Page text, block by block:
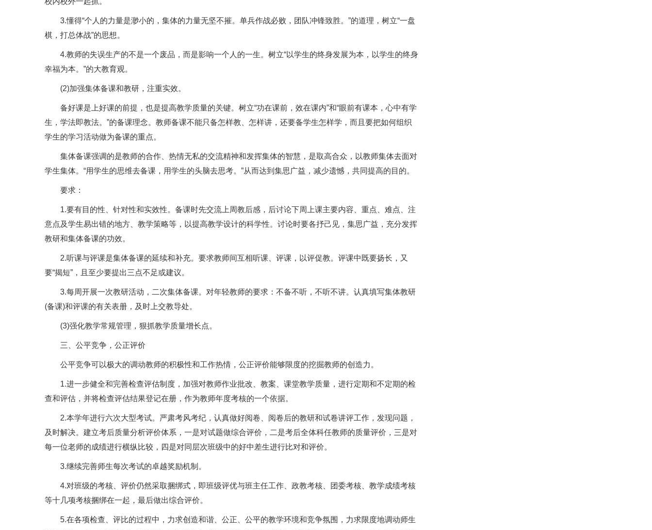
3.懂得“个人的力量是渺小的，集体的力量无坚不摧。单兵作战必败，团队冲锋致胜。”的道理，树立“一盘
棋，打总体战”的思想。
4.教师的失误生产的不是一个废品，而是影响一个人的一生。树立“以学生的终身发展为本，以学生的终身
幸福为本。”的大教育观。
(2)加强集体备课和教研，注重实效。
备好课是上好课的前提，也是提高教学质量的关键。树立“功在课前，效在课内”和“眼前有课本，心中有学
生，学法即教法。”的备课理念。教师备课不能只备怎样教、怎样讲，还要备学生怎样学，而且要把如何组织
学生的学习活动做为备课的重点。
集体备课强调的是教师的合作、热情无私的交流精神和发挥集体的智慧，是取高合众，以教师集体去面对
学生集体。“用学生的思维去备课，用学生的头脑去思考。”从而达到集思广益，减少遗憾，共同提高的目的。
要求：
1.要有目的性、针对性和实效性。备课时先交流上周教后感，后讨论下周上课主要内容、重点、难点、注
意点及学生易出错的地方、教学策略等，以提高教学设计的科学性。讨论时要各抒己见，集思广益，充分发挥
教研和集体备课的功效。
2.听课与评课是集体备课的延续和补充。要求教师间互相听课、评课，以评促教。评课中既要扬长，又
要“揭短”，且至少要提出三点不足或建议。
3.每周开展一次教研活动，二次集体备课。对年轻教师的要求：不备不听，不听不讲。认真填写集体教研
(备课)和评课的有关表册，及时上交教导处。
(3)强化教学常规管理，狠抓教学质量增长点。
三、公平竞争，公正评价
公平竞争可以极大的调动教师的积极性和工作热情，公正评价能够限度的挖掘教师的创造力。
1.进一步健全和完善检查评估制度，加强对教师作业批改、教案、课堂教学质量，进行定期和不定期的检
查和评估，并将检查评估结果登记在册，作为教师年度考核的一个依据。
2.本学年进行六次大型考试。严肃考风考纪，认真做好阅卷、阅卷后的教研和试卷讲评工作，发现问题，
及时解决。建立考后质量分析评价体系，一是对试题做综合评价，二是考后全体科任教师的质量评价，三是对
每一位老师的成绩进行横纵比较，四是对同层次班级中的好中差生进行比对和评价。
3.继续完善师生每次考试的卓越奖励机制。
4.对班级的考核、评价仍然采取捆绑式，即班级评优与班主任工作、政教考核、团委考核、教学成绩考核
等十几项考核捆绑在一起，最后做出综合评价。
5.在各项检查、评比的过程中，力求创造和谐、公正、公平的教学环境和竞争氛围，力求限度地调动师生